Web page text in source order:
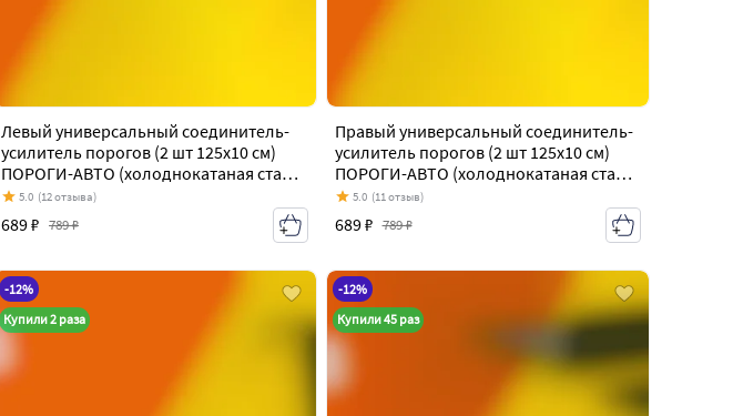
Левый универсальный соединитель-
усилитель порогов (2 шт 125х10 см)
ПОРОГИ-АВТО (холоднокатаная сталь
1 мм) Mitsubishi Lancer Evolution 8 CT9A
(2003-2005)
5.0 (12 отзыва)
689 ₽ 789 ₽
Правый универсальный соединитель-
усилитель порогов (2 шт 125х10 см)
ПОРОГИ-АВТО (холоднокатаная сталь
1 мм) Mitsubishi Lancer Evolution 8 CT9A
(2003-2005)
5.0 (11 отзыв)
689 ₽ 789 ₽
-12%
Купили 2 раза
-12%
Купили 45 раз